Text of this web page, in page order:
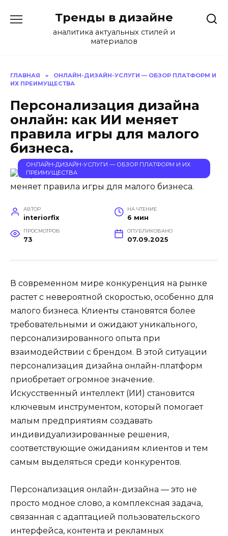
содержанию
Тренды в дизайне
аналитика актуальных стилей и
материалов
ГЛАВНАЯ »
ОНЛАЙН-ДИЗАЙН-УСЛУГИ — ОБЗОР ПЛАТФОРМ И
ИХ ПРЕИМУЩЕСТВА
Персонализация дизайна
онлайн: как ИИ меняет
правила игры для малого
бизнеса.
ОНЛАЙН-ДИЗАЙН-УСЛУГИ — ОБЗОР ПЛАТФОРМ И ИХ
ПРЕИМУЩЕСТВА
АВТОР
interiorfix
НА ЧТЕНИЕ
6 мин
ПРОСМОТРОВ
73
ОПУБЛИКОВАНО
07.09.2025
В современном мире конкуренция на рынке
растет с невероятной скоростью, особенно для
малого бизнеса. Клиенты становятся более
требовательными и ожидают уникального,
персонализированного опыта при
взаимодействии с брендом. В этой ситуации
персонализация дизайна онлайн-платформ
приобретает огромное значение.
Искусственный интеллект (ИИ) становится
ключевым инструментом, который помогает
малым предприятиям создавать
индивидуализированные решения,
соответствующие ожиданиям клиентов и тем
самым выделяться среди конкурентов.
Персонализация онлайн-дизайна — это не
просто модное слово, а комплексная задача,
связанная с адаптацией пользовательского
интерфейса, контента и рекламных